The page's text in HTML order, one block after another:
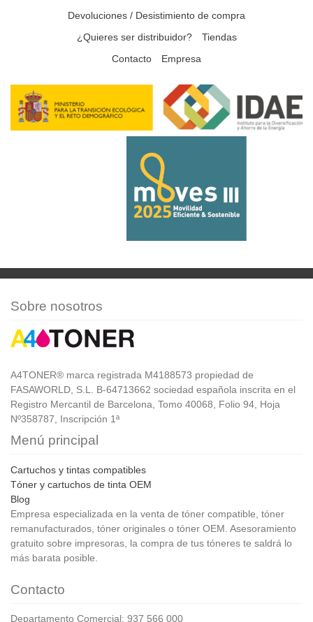
Devoluciones / Desistimiento de compra
¿Quieres ser distribuidor?
Tiendas
Contacto
Empresa
Sobre nosotros
A4TONER® marca registrada M4188573 propiedad de
FASAWORLD, S.L. B-64713662 sociedad española inscrita en el
Registro Mercantil de Barcelona, Tomo 40068, Folio 94, Hoja
Nº358787, Inscripción 1ª
Menú principal
Cartuchos y tintas compatibles
Tóner y cartuchos de tinta OEM
Blog
Empresa especializada en la venta de tóner compatible, tóner
remanufacturados, tóner originales o tóner OEM. Asesoramiento
gratuito sobre impresoras, la compra de tus tóneres te saldrá lo
más barata posible.
Contacto
Departamento Comercial: 937 566 000